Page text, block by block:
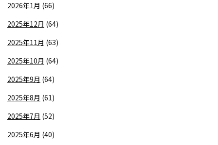
2026年1月 (66)
2025年12月 (64)
2025年11月 (63)
2025年10月 (64)
2025年9月 (64)
2025年8月 (61)
2025年7月 (52)
2025年6月 (40)